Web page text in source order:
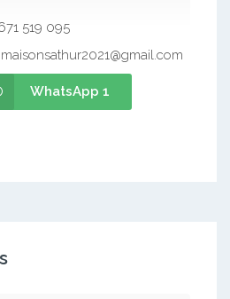
519 095
maisonsathur2021@gmail.com
WhatsApp 1